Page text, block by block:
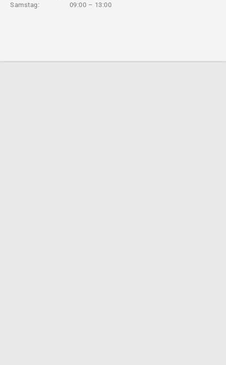
Samstag: 09:00 – 13:00